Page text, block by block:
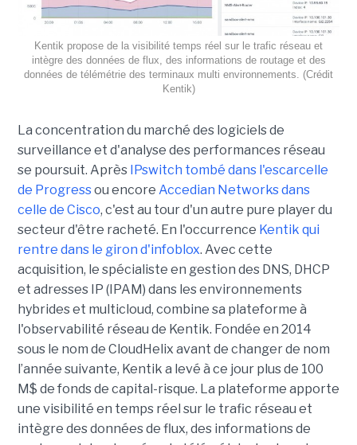
Kentik propose de la visibilité temps réel sur le trafic réseau et
intègre des données de flux, des informations de routage et des
données de télémétrie des terminaux multi environnements. (Crédit
Kentik)
La concentration du marché des logiciels de
surveillance et d'analyse des performances réseau
se poursuit. Après IPswitch tombé dans l'escarcelle
de Progressou encore Accedian Networks dans
celle de Cisco, c'est au tour d'un autre pure player du
secteur d'être racheté. En l'occurrence Kentik qui
rentre dans le giron d'infoblox. Avec cette
acquisition, le spécialiste en gestion des DNS, DHCP
et adresses IP (IPAM) dans les environnements
hybrides et multicloud, combine sa plateforme à
l'observabilité réseau de Kentik. Fondée en 2014
sous le nom de CloudHelix avant de changer de nom
l’année suivante, Kentik a levé à ce jour plus de 100
M$ de fonds de capital-risque. La plateforme apporte
une visibilité en temps réel sur le trafic réseau et
intègre des données de flux, des informations de